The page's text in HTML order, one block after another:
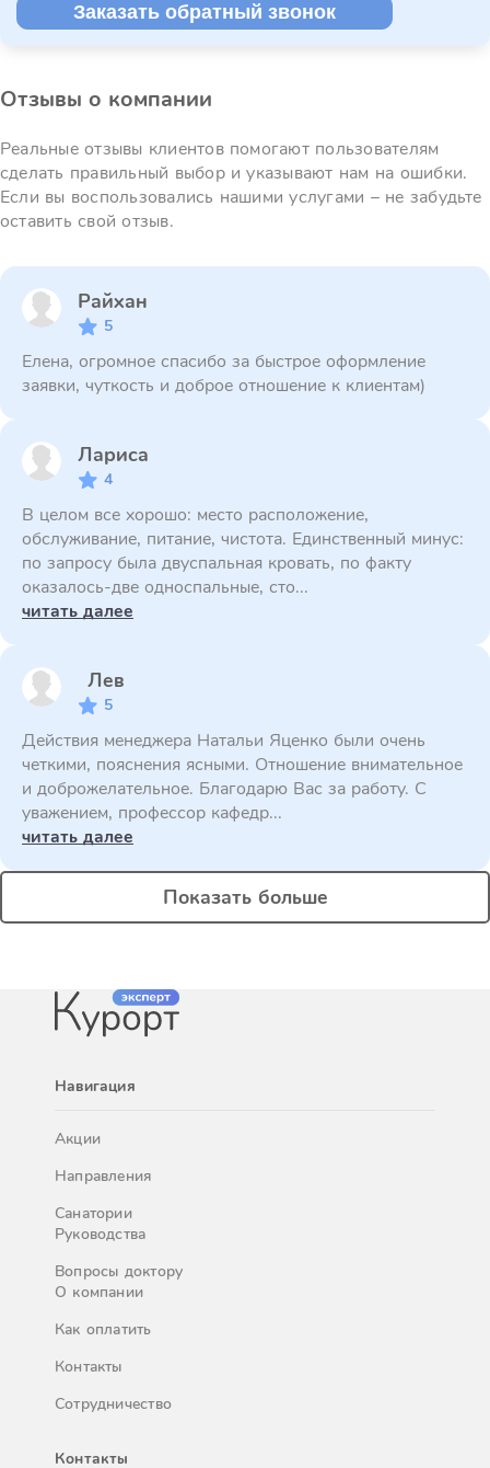
Заказать обратный звонок
Отзывы о компании
Реальные отзывы клиентов помогают пользователям
сделать правильный выбор и указывают нам на ошибки.
Если вы воспользовались нашими услугами – не забудьте
оставить свой отзыв.
Райхан
5
Елена, огромное спасибо за быстрое оформление
заявки, чуткость и доброе отношение к клиентам)
Лариса
4
В целом все хорошо: место расположение,
обслуживание, питание, чистота. Единственный минус:
по запросу была двуспальная кровать, по факту
оказалось-две односпальные, сто...
читать далее
Лев
5
Действия менеджера Натальи Яценко были очень
четкими, пояснения ясными. Отношение внимательное
и доброжелательное. Благодарю Вас за работу. С
уважением, профессор кафедр...
читать далее
Показать больше
Навигация
Акции
Направления
Санатории
Руководства
Вопросы доктору
О компании
Как оплатить
Контакты
Сотрудничество
Контакты